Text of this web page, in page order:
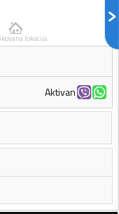
lokacija
Aktivan